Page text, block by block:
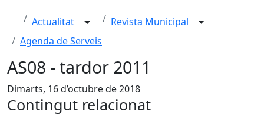
Actualitat
Revista Municipal
Agenda de Serveis
AS08 - tardor 2011
Dimarts, 16 d’octubre de 2018
Contingut relacionat